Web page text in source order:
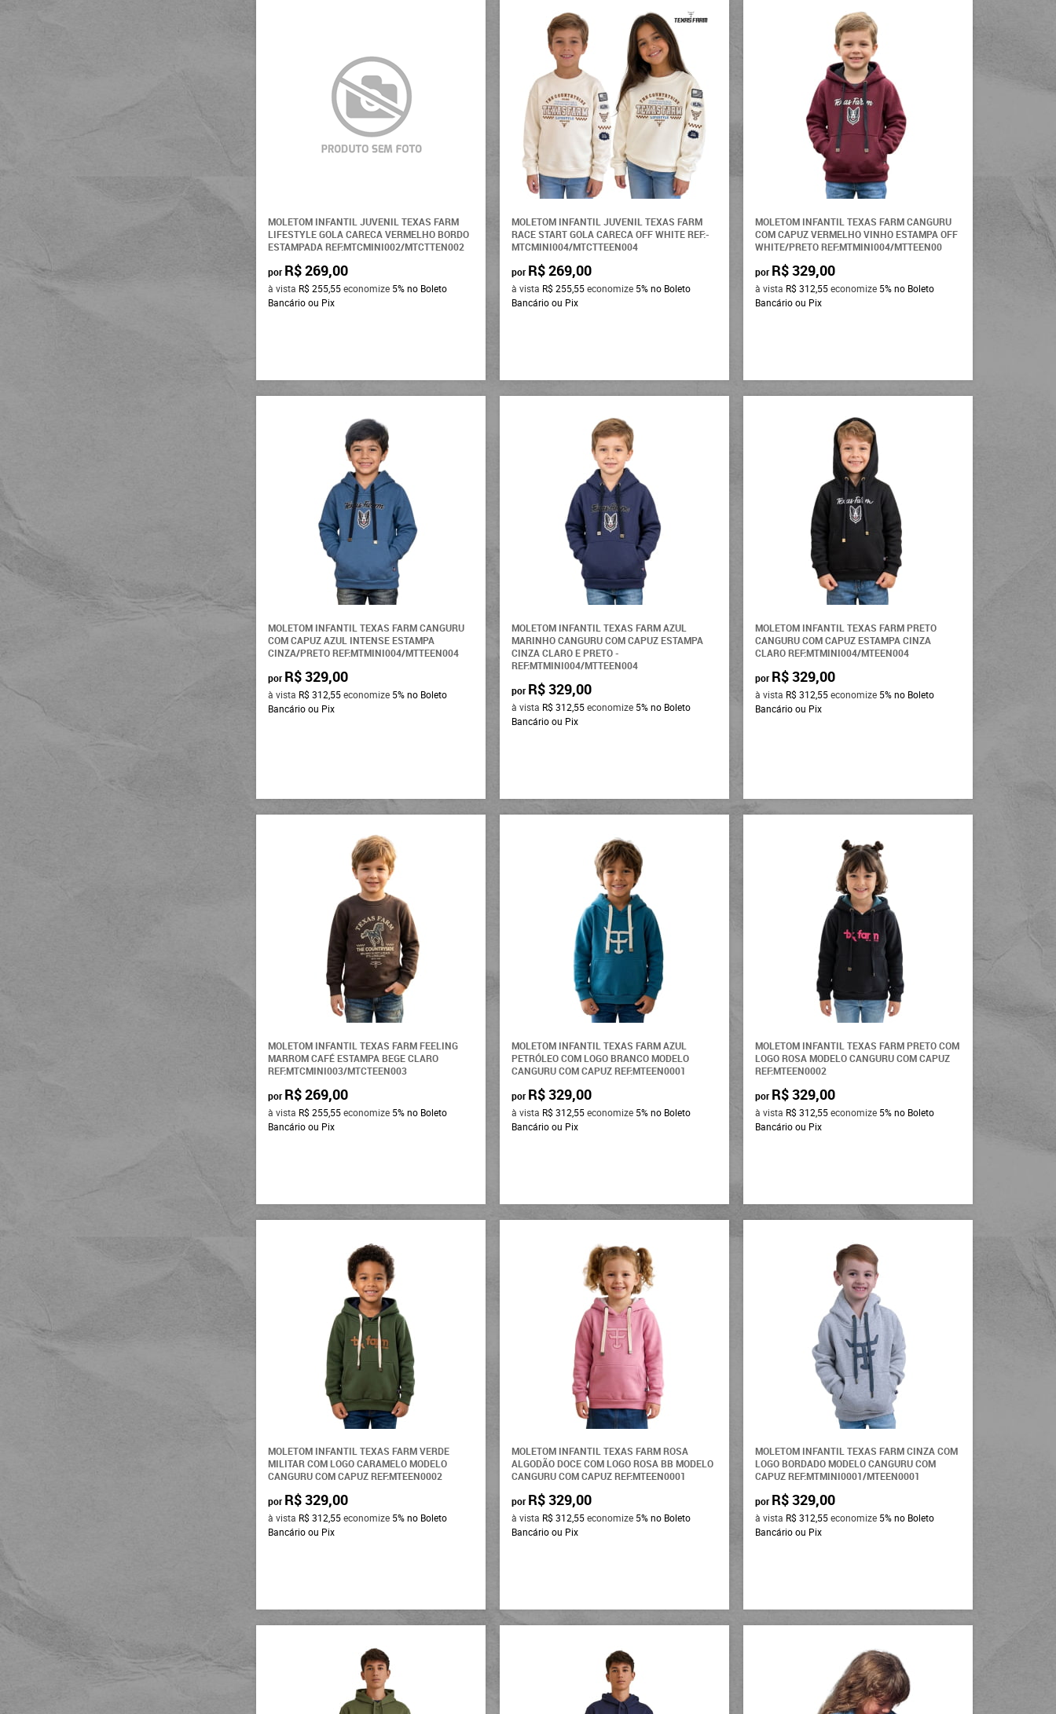
MOLETOM INFANTIL JUVENIL TEXAS FARM
LIFESTYLE GOLA CARECA VERMELHO BORDO
ESTAMPADA REF:MTCMINI002/MTCTTEN002
por R$ 269,00
à vista R$ 255,55economize 5% no Boleto
Bancário ou Pix
MOLETOM INFANTIL JUVENIL TEXAS FARM
RACE START GOLA CARECA OFF WHITE REF:-
MTCMINI004/MTCTTEEN004
por R$ 269,00
à vista R$ 255,55economize 5% no Boleto
Bancário ou Pix
MOLETOM INFANTIL TEXAS FARM CANGURU
COM CAPUZ VERMELHO VINHO ESTAMPA OFF
WHITE/PRETO REF:MTMINI004/MTTEEN00
por R$ 329,00
à vista R$ 312,55economize 5% no Boleto
Bancário ou Pix
MOLETOM INFANTIL TEXAS FARM CANGURU
COM CAPUZ AZUL INTENSE ESTAMPA
CINZA/PRETO REF:MTMINI004/MTTEEN004
por R$ 329,00
à vista R$ 312,55economize 5% no Boleto
Bancário ou Pix
MOLETOM INFANTIL TEXAS FARM AZUL
MARINHO CANGURU COM CAPUZ ESTAMPA
CINZA CLARO E PRETO -
REF:MTMINI004/MTTEEN004
por R$ 329,00
à vista R$ 312,55economize 5% no Boleto
Bancário ou Pix
MOLETOM INFANTIL TEXAS FARM PRETO
CANGURU COM CAPUZ ESTAMPA CINZA
CLARO REF:MTMINI004/MTEEN004
por R$ 329,00
à vista R$ 312,55economize 5% no Boleto
Bancário ou Pix
MOLETOM INFANTIL TEXAS FARM FEELING
MARROM CAFÉ ESTAMPA BEGE CLARO
REF:MTCMINI003/MTCTEEN003
por R$ 269,00
à vista R$ 255,55economize 5% no Boleto
Bancário ou Pix
MOLETOM INFANTIL TEXAS FARM AZUL
PETRÓLEO COM LOGO BRANCO MODELO
CANGURU COM CAPUZ REF:MTEEN0001
por R$ 329,00
à vista R$ 312,55economize 5% no Boleto
Bancário ou Pix
MOLETOM INFANTIL TEXAS FARM PRETO COM
LOGO ROSA MODELO CANGURU COM CAPUZ
REF:MTEEN0002
por R$ 329,00
à vista R$ 312,55economize 5% no Boleto
Bancário ou Pix
MOLETOM INFANTIL TEXAS FARM VERDE
MILITAR COM LOGO CARAMELO MODELO
CANGURU COM CAPUZ REF:MTEEN0002
por R$ 329,00
à vista R$ 312,55economize 5% no Boleto
Bancário ou Pix
MOLETOM INFANTIL TEXAS FARM ROSA
ALGODÃO DOCE COM LOGO ROSA BB MODELO
CANGURU COM CAPUZ REF:MTEEN0001
por R$ 329,00
à vista R$ 312,55economize 5% no Boleto
Bancário ou Pix
MOLETOM INFANTIL TEXAS FARM CINZA COM
LOGO BORDADO MODELO CANGURU COM
CAPUZ REF:MTMINI0001/MTEEN0001
por R$ 329,00
à vista R$ 312,55economize 5% no Boleto
Bancário ou Pix